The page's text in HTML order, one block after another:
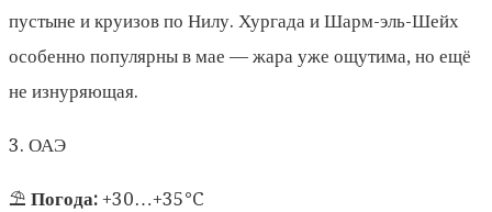
пустыне и круизов по Нилу. Хургада и Шарм-эль-Шейх
особенно популярны в мае — жара уже ощутима, но ещё
не изнуряющая.
3. ОАЭ
⛱️ Погода: +30…+35°C